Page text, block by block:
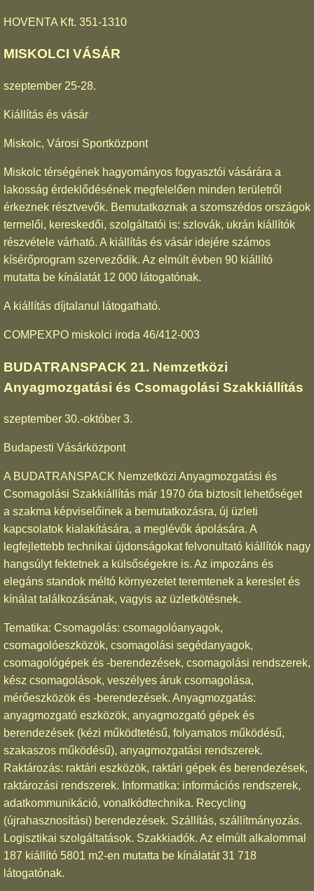
HOVENTA Kft. 351-1310
MISKOLCI VÁSÁR
szeptember 25-28.
Kiállítás és vásár
Miskolc, Városi Sportközpont
Miskolc térségének hagyományos fogyasztói vásárára a
lakosság érdeklődésének megfelelően minden területről
érkeznek résztvevők. Bemutatkoznak a szomszédos országok
termelői, kereskedői, szolgáltatói is: szlovák, ukrán kiállítók
részvétele várható. A kiállítás és vásár idejére számos
kísérőprogram szerveződik. Az elmúlt évben 90 kiállító
mutatta be kínálatát 12 000 látogatónak.
A kiállítás díjtalanul látogatható.
COMPEXPO miskolci iroda 46/412-003
BUDATRANSPACK 21. Nemzetközi
Anyagmozgatási és Csomagolási Szakkiállítás
szeptember 30.-október 3.
Budapesti Vásárközpont
A BUDATRANSPACK Nemzetközi Anyagmozgatási és
Csomagolási Szakkiállítás már 1970 óta biztosít lehetőséget
a szakma képviselőinek a bemutatkozásra, új üzleti
kapcsolatok kialakítására, a meglévők ápolására. A
legfejlettebb technikai újdonságokat felvonultató kiállítók nagy
hangsúlyt fektetnek a külsőségekre is. Az impozáns és
elegáns standok méltó környezetet teremtenek a kereslet és
kínálat találkozásának, vagyis az üzletkötésnek.
Tematika: Csomagolás: csomagolóanyagok,
csomagolóeszközök, csomagolási segédanyagok,
csomagológépek és -berendezések, csomagolási rendszerek,
kész csomagolások, veszélyes áruk csomagolása,
mérőeszközök és -berendezések. Anyagmozgatás:
anyagmozgató eszközök, anyagmozgató gépek és
berendezések (kézi működtetésű, folyamatos működésű,
szakaszos működésű), anyagmozgatási rendszerek.
Raktározás: raktári eszközök, raktári gépek és berendezések,
raktározási rendszerek. Informatika: információs rendszerek,
adatkommunikáció, vonalkódtechnika. Recycling
(újrahasznosítási) berendezések. Szállítás, szállítmányozás.
Logisztikai szolgáltatások. Szakkiadók. Az elmúlt alkalommal
187 kiállító 5801 m2-en mutatta be kínálatát 31 718
látogatónak.